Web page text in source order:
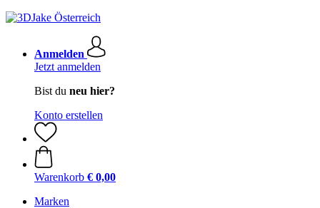
Anmelden
Jetzt anmelden
Bist du neu hier?
Konto erstellen
Warenkorb € 0,00
Marken